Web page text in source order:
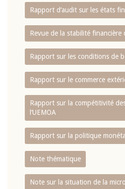
Rapport d‘audit sur les états
Revue de la stabilité financière
Rapport sur les conditions de
Rapport sur le commerce
Rapport sur la compétitivité
l‘UEMOA
Rapport sur la politique
Note thématique
Note sur la situation de la